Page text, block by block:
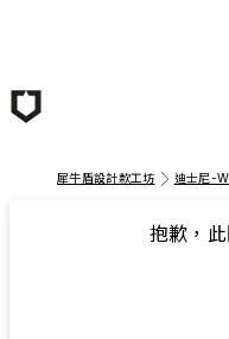
犀牛盾設計款工坊 迪士尼-
抱歉，